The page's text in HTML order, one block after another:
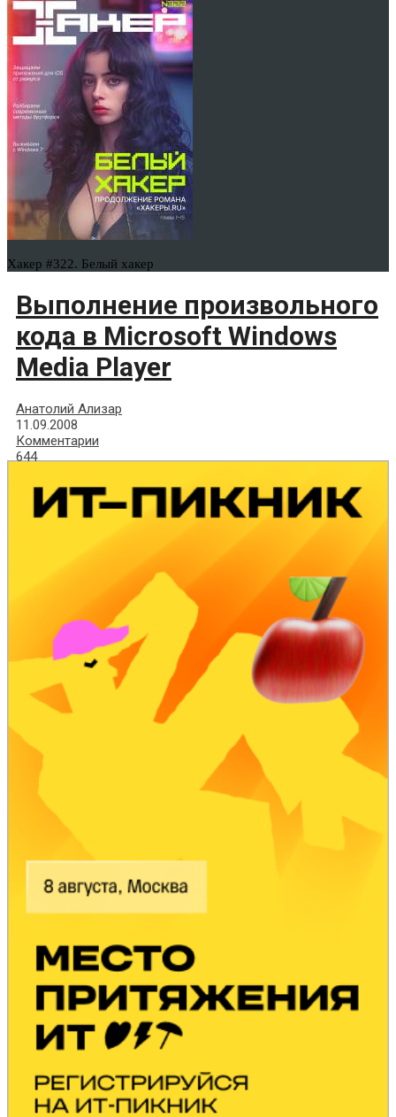
Хакер #322. Белый хакер
Выполнение произвольного
кода в Microsoft Windows
Media Player
Анатолий Ализар
11.09.2008
Комментарии
644